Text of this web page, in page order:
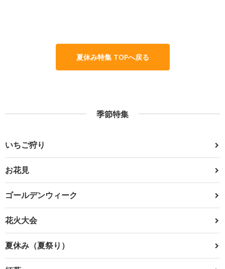
夏休み特集 TOPへ戻る
季節特集
いちご狩り
お花見
ゴールデンウィーク
花火大会
夏休み（夏祭り）